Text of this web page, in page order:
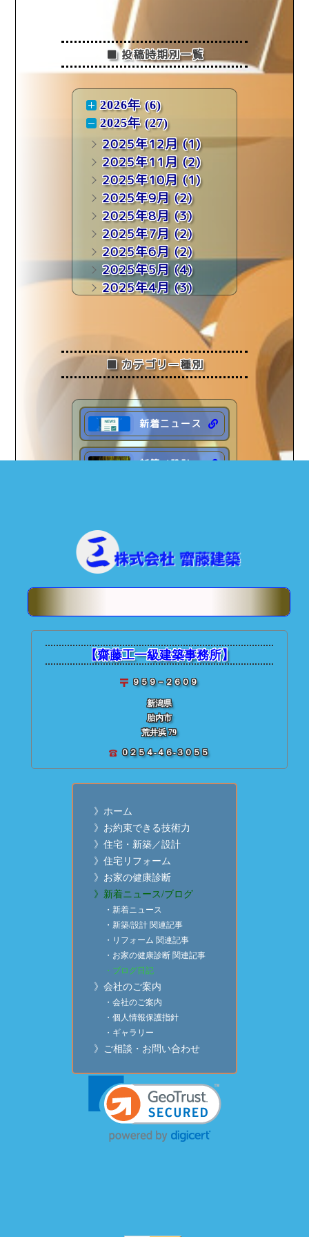
■ 投稿時期別一覧
2026年 (6)
2025年 (27)
2025年12月(1)
2025年11月(2)
2025年10月(1)
2025年9月(2)
2025年8月(3)
2025年7月(2)
2025年6月(2)
2025年5月 (4)
2025年4月(3)
2025年3月(4)
(1)
2024年 (18)
2023年 (19)
2022年 (7)
■ カテゴリー種別
新着ニュース
新築／設計
■ 投稿記事検索
★ 齋藤建築【個別投稿記事
【齋藤工一級建築事務所】
９５９－２６０９
新潟県
胎内市
荒井浜 79
０２５４-４６-３０５５
》ホーム
》お約束できる技術力
》住宅・新築／設計
》住宅リフォーム
》お家の健康診断
》新着ニュース/ブログ
・新着ニュース
・新築/設計 関連記事
・リフォーム 関連記事
・お家の健康診断 関連記事
・ブログ日記
》会社のご案内
・会社のご案内
・個人情報保護指針
・ギャラリー
》ご相談・お問い合わせ